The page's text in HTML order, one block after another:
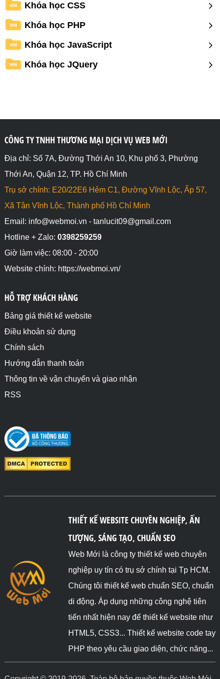
WM Khóa học CSS
WM Khóa học PHP
WM Khóa học JavaScript
WM Khóa học JQuery
CÔNG TY TNHH THƯƠNG MẠI DỊCH VỤ WEB MỚI
Địa chỉ: Số 7A, Đường Thới An 10, Khu phố 3, Phường
Thới An, Quận 12, TP. Hồ Chí Minh
Trụ sở chính: E20/22E6 Hẻm C1, Đường Vĩnh Lộc, Ấp 57,
Xã Tân Vĩnh Lộc, Thành phố Hồ Chí Minh
Email: info@webmoi.vn - tanlucit09@gmail.com
Hotline + Zalo: 0398259259
Giờ làm việc: 08:00 - 20:00
Website chính: https://webmoi.vn/
HỖ TRỢ KHÁCH HÀNG
Bảng giá thiết kế website
Điều khoản sử dụng
Chính sách
Hướng dẫn thanh toán
Thông tin về vận chuyển và giao nhận
RSS
THIẾT KẾ WEBSITE CHUYÊN NGHIỆP, ẤN
TƯỢNG, SÁNG TẠO, CHUẨN SEO
Web Mới là công ty thiết kế web chuyên
nghiệp uy tín có trụ sở chính tại Tp HCM.
Chúng tôi thiết kế web chuẩn SEO, chuẩn
di động. Áp dụng những công nghệ tiên
tiến nhất hiện nay để thiết kế website như
HTML5, CSS3... Thiết kế website code tay
PHP theo yêu cầu giao diện, chức năng...